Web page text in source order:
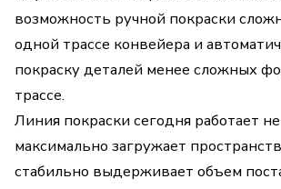
возможность ручной покраски
одной трассе конвейера и
покраску деталей менее сложных
трассе.
Линия покраски сегодня работает
максимально загружает
стабильно выдерживает объем